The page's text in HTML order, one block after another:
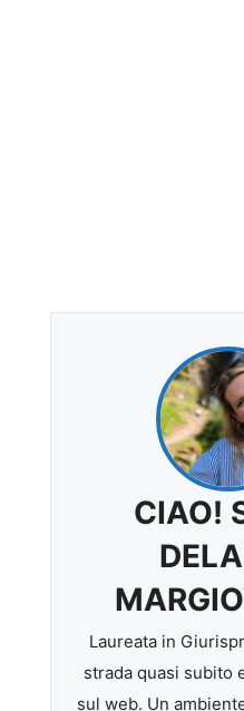
CIAO!
Laureata in
strada quasi subito
sul web. Un